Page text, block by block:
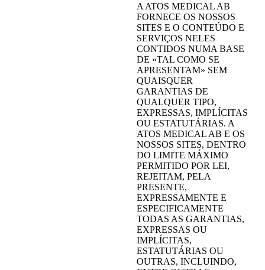
A ATOS MEDICAL AB
FORNECE OS NOSSOS
SITES E O CONTEÚDO E
SERVIÇOS NELES
CONTIDOS NUMA BASE
DE «TAL COMO SE
APRESENTAM» SEM
QUAISQUER
GARANTIAS DE
QUALQUER TIPO,
EXPRESSAS, IMPLÍCITAS
OU ESTATUTÁRIAS. A
ATOS MEDICAL AB E OS
NOSSOS SITES, DENTRO
DO LIMITE MÁXIMO
PERMITIDO POR LEI,
REJEITAM, PELA
PRESENTE,
EXPRESSAMENTE E
ESPECIFICAMENTE
TODAS AS GARANTIAS,
EXPRESSAS OU
IMPLÍCITAS,
ESTATUTÁRIAS OU
OUTRAS, INCLUINDO,